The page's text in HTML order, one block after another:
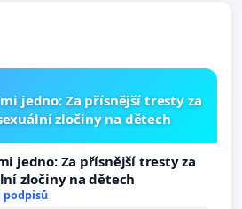
jedno: Za přísnější tresty za
zločiny na dětech
jedno: Za přísnější tresty za
zločiny na dětech
podpisů